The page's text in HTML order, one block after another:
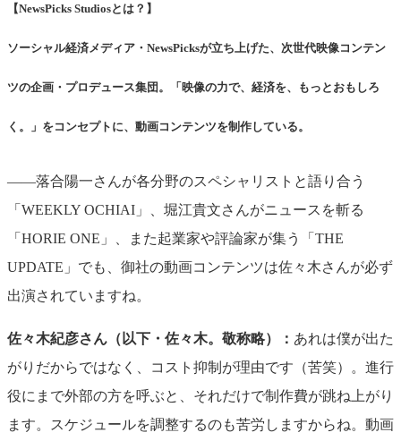
【NewsPicks Studiosとは？】
ソーシャル経済メディア・NewsPicksが立ち上げた、次世代映像コンテン
ツの企画・プロデュース集団。「映像の力で、経済を、もっとおもしろ
く。」をコンセプトに、動画コンテンツを制作している。
——落合陽一さんが各分野のスペシャリストと語り合う
「 WEEKLY OCHIAI」、堀江貴文さんがニュースを斬る
「HORIE ONE」、また起業家や評論家が集う「THE
UPDATE」でも、御社の動画コンテンツは佐々木さんが必ず
出演されていますね。
佐々木紀彦さん（以下・佐々木。敬称略）： あれは僕が出た
がりだからではなく、コスト抑制が理由です（苦笑）。進行
役にまで外部の方を呼ぶと、それだけで制作費が跳ね上がり
ます。スケジュールを調整するのも苦労しますからね。動画